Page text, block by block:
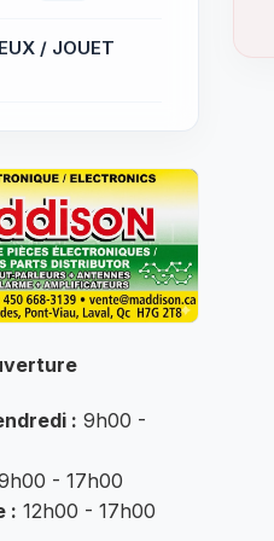
/ JOUET
(52)
(32)
(7007)
: 9h00 -
- 17h00
: 12h00 - 17h00